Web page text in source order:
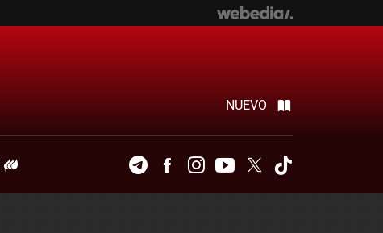
NUEVO
TelegramFacebookInstagramYoutubeTwitter